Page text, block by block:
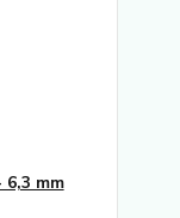
mm